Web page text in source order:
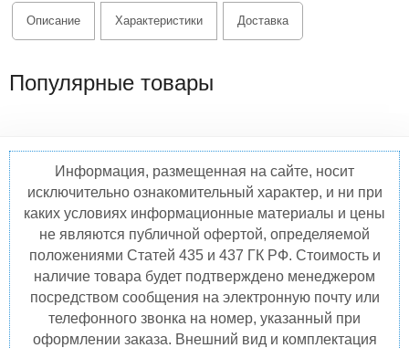
Описание Характеристики Доставка
Популярные товары
Информация, размещенная на сайте, носит
исключительно ознакомительный характер, и ни при
каких условиях информационные материалы и цены
не являются публичной офертой, определяемой
положениями Статей 435 и 437 ГК РФ. Стоимость и
наличие товара будет подтверждено менеджером
посредством сообщения на электронную почту или
телефонного звонка на номер, указанный при
оформлении заказа. Внешний вид и комплектация